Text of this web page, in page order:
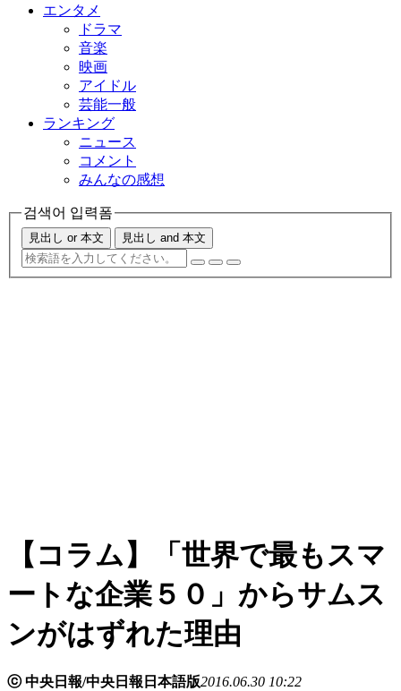
エンタメ
ドラマ
音楽
映画
アイドル
芸能一般
ランキング
ニュース
コメント
みんなの感想
검색어 입력폼
見出し or 本文 見出し and 本文
【コラム】「世界で最もスマ
ートな企業５０」からサムス
ンがはずれた理由
ⓒ 中央日報/中央日報日本語版2016.06.30 10:22